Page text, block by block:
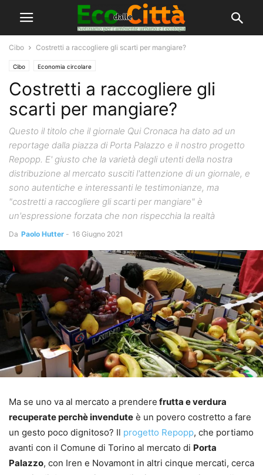
Cibo Costretti a raccogliere gli scarti per mangiare?
Cibo Economia circolare
Costretti a raccogliere gli
scarti per mangiare?
Questo il titolo che il giornale Qui Cronaca ha dato ad un
reportage dalla piazza di Porta Palazzo e il nostro progetto
Repopp. E' giusto che la varietà degli utenti della nostra
distribuzione al mercato susciti l'attenzione di un giornale, e
sono autentiche e interessanti le testimonianze, ma
"costretti a raccogliere gli scarti per mangiare" è
un'espressione forzata che non rispecchia la realtà
Da Paolo Hutter - 16 Giugno 2021
Ma se uno va al mercato a prendere frutta e verdura
recuperate perchè invendute è un povero costretto a fare
un gesto poco dignitoso? Il progetto Repopp, che portiamo
avanti con il Comune di Torino al mercato di Porta
Palazzo, con Iren e Novamont in altri cinque mercati, cerca